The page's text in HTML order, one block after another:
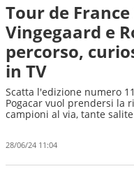
Tour de
Vingegaard e
percorso,
in TV
Scatta l'edizione numero
Pogacar vuol prendersi la
campioni al via, tante
28/06/24 11:04